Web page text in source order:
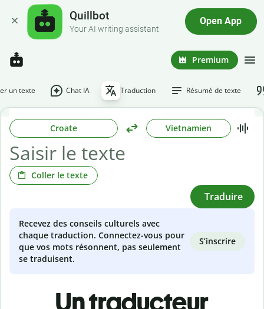
Quillbot
Your AI writing assistant
Open App
Premium
un texte Chat IA Traduction Résumé de texte
Croate Vietnamien
Coller le texte
Traduire
Recevez des conseils culturels avec
chaque traduction. Connectez-vous pour
que vos mots résonnent, pas seulement
se traduisent.
S’inscrire
Un traducteur